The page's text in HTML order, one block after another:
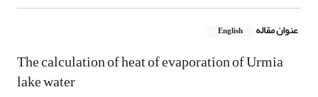
عنوان مقاله English
The calculation of heat of evaporation of Urmia
lake water